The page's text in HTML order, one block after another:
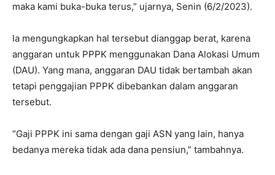
maka kami buka-buka terus,” ujarnya, Senin (6/2/2023).
Ia mengungkapkan hal tersebut dianggap berat, karena
anggaran untuk PPPK menggunakan Dana Alokasi Umum
(DAU). Yang mana, anggaran DAU tidak bertambah akan
tetapi penggajian PPPK dibebankan dalam anggaran
tersebut.
“Gaji PPPK ini sama dengan gaji ASN yang lain, hanya
bedanya mereka tidak ada dana pensiun,” tambahnya.